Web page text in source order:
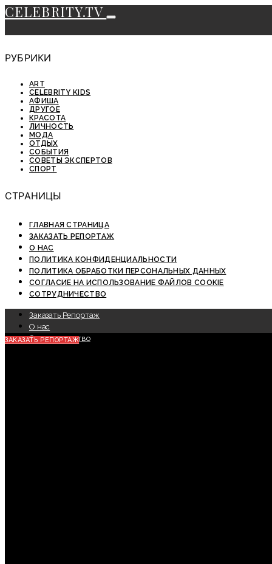
CELEBRITY.TV
РУБРИКИ
ART
CELEBRITY KIDS
АФИША
ДРУГОЕ
КРАСОТА
ЛИЧНОСТЬ
МОДА
ОТДЫХ
СОБЫТИЯ
СОВЕТЫ ЭКСПЕРТОВ
СПОРТ
СТРАНИЦЫ
ГЛАВНАЯ СТРАНИЦА
ЗАКАЗАТЬ РЕПОРТАЖ
О НАС
ПОЛИТИКА КОНФИДЕНЦИАЛЬНОСТИ
ПОЛИТИКА ОБРАБОТКИ ПЕРСОНАЛЬНЫХ ДАННЫХ
СОГЛАСИЕ НА ИСПОЛЬЗОВАНИЕ ФАЙЛОВ COOKIE
СОТРУДНИЧЕСТВО
Заказать Репортаж
О нас
Сотрудничество
ЗАКАЗАТЬ РЕПОРТАЖ